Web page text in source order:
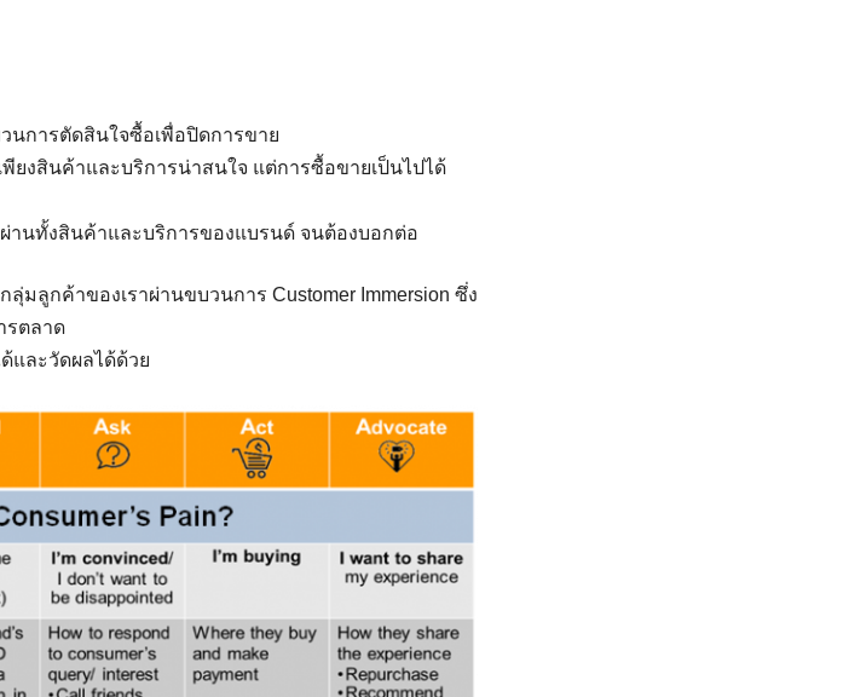
การตัดสินใจซื้อเพื่อปิดการขาย
งสินค้าและบริการน่าสนใจ แต่การซื้อขายเป็นไปได้
นทั้งสินค้าและบริการของแบรนด์ จนต้องบอกต่อ
ลุ่มลูกค้าของเราผ่านขบวนการ Customer Immersion ซึ่ง
รตลาด
และวัดผลได้ด้วย